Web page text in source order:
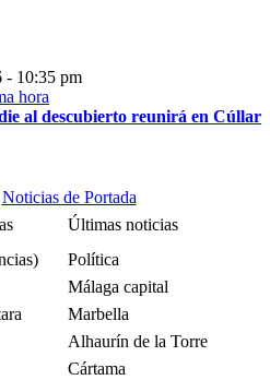
- 10:35 pm
al descubierto reunirá en Cúllar
Noticias de Portada
Últimas noticias
Política
Málaga capital
Marbella
Alhaurín de la Torre
Cártama